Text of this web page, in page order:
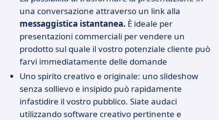
una conversazione attraverso un link alla
messaggistica istantanea. È ideale per
presentazioni commerciali per vendere un
prodotto sul quale il vostro potenziale cliente può
farvi immediatamente delle domande
Uno spirito creativo e originale: uno slideshow
senza sollievo e insipido può rapidamente
infastidire il vostro pubblico. Siate audaci
utilizzando software creativo pertinente e